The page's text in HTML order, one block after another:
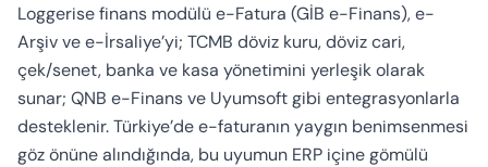
Loggerise finans modülü e-Fatura (GİB e-Finans), e-
Arşiv ve e-İrsaliye’yi; TCMB döviz kuru, döviz cari,
çek/senet, banka ve kasa yönetimini yerleşik olarak
sunar; QNB e-Finans ve Uyumsoft gibi entegrasyonlarla
desteklenir. Türkiye’de e-faturanın yaygın benimsenmesi
göz önüne alındığında, bu uyumun ERP içine gömülü